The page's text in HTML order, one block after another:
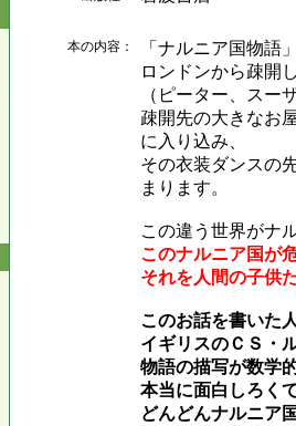
本の内容：
「ナルニア国物語
ロンドンから疎開
（ピーター、スー
疎開先の大きなお
に入り込み、
その衣装ダンスの
まります。
この違う世界がナ
このナルニア国が
それを人間の子供
このお話を書いた
イギリスのＣＳ・
物語の描写が数学
本当に面白しろく
どんどんナルニア